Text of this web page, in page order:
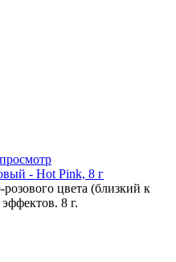
- Hot Pink, 8 г
цвета (близкий к
8 г.